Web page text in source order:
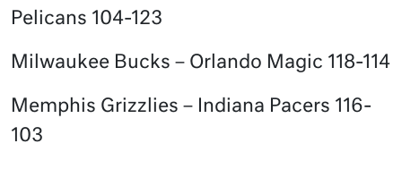
Pelicans 104-123
Milwaukee Bucks – Orlando Magic 118-114
Memphis Grizzlies – Indiana Pacers 116-
103